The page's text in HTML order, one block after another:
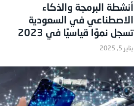
أنشطة البرمجة والذكاء
الاصطناعي في السعودية
تسجل نموًا قياسيًا في 2023
يناير 5, 2025